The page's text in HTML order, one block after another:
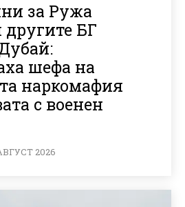
за Ружа
другите БГ
шефа на
наркомафия
с военен
2026